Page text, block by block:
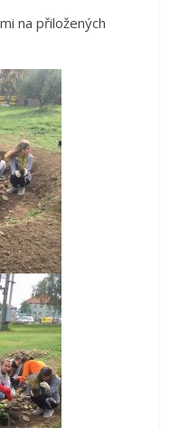
na přiložených